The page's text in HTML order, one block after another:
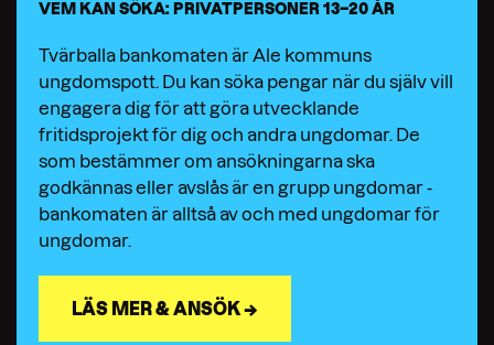
VEM KAN SÖKA: PRIVATPERSONER 13–20 ÅR
Tvärballa bankomaten är Ale kommuns
ungdomspott. Du kan söka pengar när du själv vill
engagera dig för att göra utvecklande
fritidsprojekt för dig och andra ungdomar. De
som bestämmer om ansökningarna ska
godkännas eller avslås är en grupp ungdomar -
bankomaten är alltså av och med ungdomar för
ungdomar.
LÄS MER & ANSÖK →